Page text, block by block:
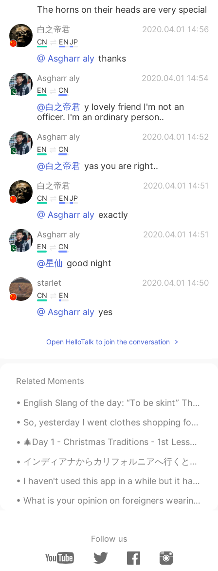
The horns on their heads are very special
白之帝君 2020.04.01 14:56
CN ENJP
@ Asgharr aly thanks
Asgharr aly 2020.04.01 14:54
EN CN
@白之帝君 y lovely friend I'm not an
officer. I'm an ordinary person..
Asgharr aly 2020.04.01 14:52
EN CN
@白之帝君 yas you are right..
白之帝君 2020.04.01 14:51
CN ENJP
@ Asgharr aly exactly
Asgharr aly 2020.04.01 14:51
EN CN
@星仙 good night
starlet 2020.04.01 14:50
CN EN
@ Asgharr aly yes
EN CN
CN ENJP
@吃鱼的饺子 他的意思是他用了翻译软件
星仙 2020.04.01 14:49
@ Asgharr alyi am go sleep
白之帝君 2020.04.01 14:49
CN EN JP
（当然也有可能是谄媚），对年龄相差不大
2020.04.01 14:47
Open HelloTalk to join the conversation
Related Moments
English Slang of the day: “To be skint” This phrase is used to describe having very little money...
So, yesterday I went clothes shopping for some shirts. Ended up buying a blue, a grey and a white...
🎄Day 1 - Christmas Traditions - 1st Lesson🎄 Where better place to start than with the classic Ch...
インディアナからカリフォルニアへ行くとやっぱり緊張する。ずっと田舎に住んでいたわたしが子供の頃から都会に憧れていたからサンフランシスコに引っ越すことに対しては、やっとあの時の夢が叶ったかな。。そ...
I haven't used this app in a while but it has been snowing recently in England so I built a snowm...
What is your opinion on foreigners wearing a different countries traditional clothing? Do you thi...
Follow us